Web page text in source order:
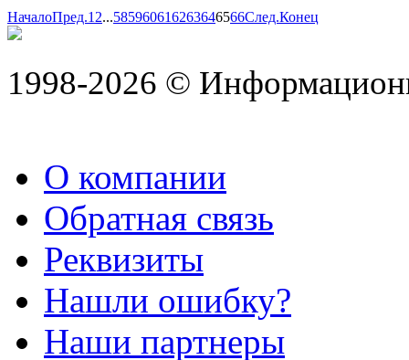
НачалоПред.1 2...585960616263646566След.Конец
1998-2026 ©
О компании
Обратная связь
Реквизиты
Нашли ошибку?
Наши партнеры